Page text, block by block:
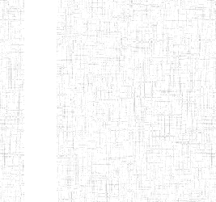
Etablissements
d'enseignement
secondaire
technique